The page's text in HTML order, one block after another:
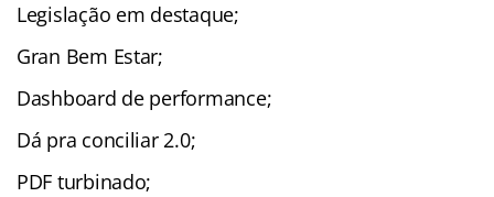
Legislação em destaque;
Gran Bem Estar;
Dashboard de performance;
Dá pra conciliar 2.0;
PDF turbinado;